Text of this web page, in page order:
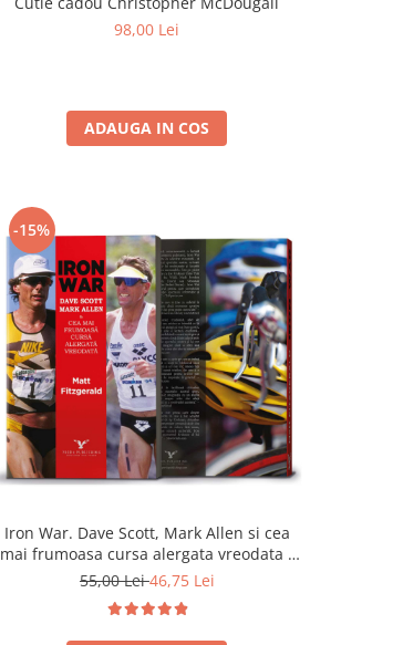
98,00 Lei
ADAUGA IN COS
-15%
Iron War. Dave Scott, Mark Allen si cea
mai frumoasa cursa alergata vreodata -
Matt Fitzgerald
55,00 Lei46,75 Lei